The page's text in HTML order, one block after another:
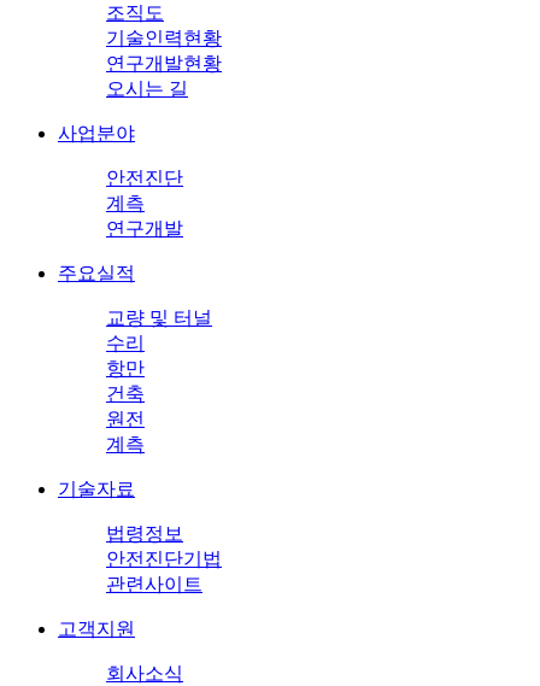
조직도
기술인력현황
연구개발현황
오시는 길
사업분야
안전진단
계측
연구개발
주요실적
교량 및 터널
수리
항만
건축
원전
계측
기술자료
법령정보
안전진단기법
관련사이트
고객지원
회사소식